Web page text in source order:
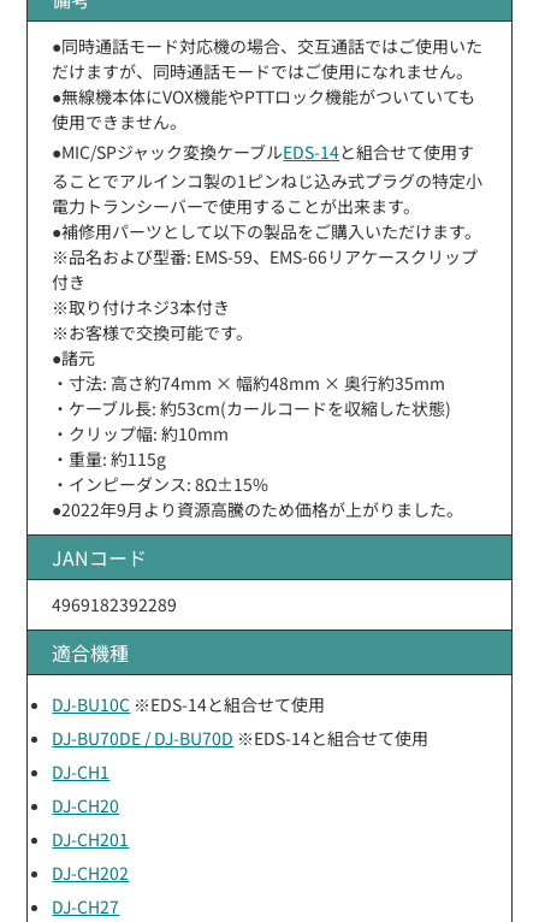
●同時通話モード対応機の場合、交互通話ではご使用いた
だけますが、同時通話モードではご使用になれません。
●無線機本体にVOX機能やPTTロック機能がついていても
使用できません。
●MIC/SPジャック変換ケーブルEDS-14と組合せて使用す
ることでアルインコ製の1ピンねじ込み式プラグの特定小
電力トランシーバーで使用することが出来ます。
●補修用パーツとして以下の製品をご購入いただけます。
※品名および型番: EMS-59、EMS-66リアケースクリップ
付き
※取り付けネジ3本付き
※お客様で交換可能です。
●諸元
・寸法: 高さ約74mm × 幅約48mm × 奥行約35mm
・ケーブル長: 約53cm(カールコードを収縮した状態)
・クリップ幅: 約10mm
・重量: 約115g
・インピーダンス: 8Ω±15%
●2022年9月より資源高騰のため価格が上がりました。
JANコード
4969182392289
適合機種
DJ-BU10C ※EDS-14と組合せて使用
DJ-BU70DE / DJ-BU70D ※EDS-14と組合せて使用
DJ-CH1
DJ-CH20
DJ-CH201
DJ-CH202
DJ-CH27